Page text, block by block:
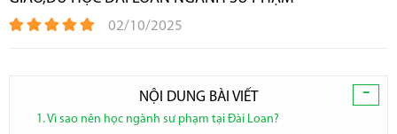
02/10/2025
-
NỘI DUNG BÀI VIẾT
1. Vì sao nên học ngành sư phạm tại Đài Loan?